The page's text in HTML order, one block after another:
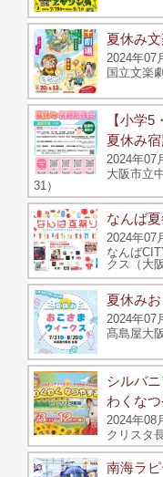
夏休み
2024年07
国立文楽
【小学
夏休み
2024年07
大阪市立
31）
なんば
2024年07
なんば
クス（大
夏休み
2024年07
髙島屋大
シルバ
わくな
2024年08
クリスタ
南海ラ